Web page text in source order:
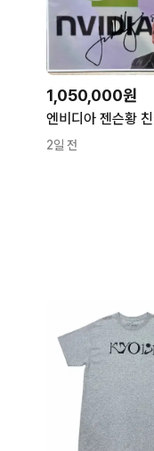
1,050,000원
2일 전